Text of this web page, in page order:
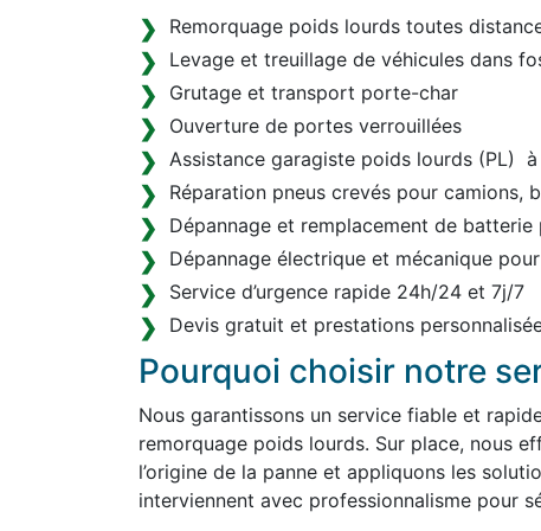
Remorquage poids lourds toutes
Levage et treuillage de véhicules dans
Grutage et transport porte-char
Ouverture de portes verrouillées
Assistance garagiste poids lourds (PL)
Réparation pneus crevés pour camions,
Dépannage et remplacement de
Dépannage électrique et mécanique
Service d’urgence rapide 24h/24 et 7j/7
Devis gratuit et prestations
Pourquoi choisir notre
Nous garantissons un service fiable et
remorquage poids lourds. Sur place, nous
l’origine de la panne et appliquons les
interviennent avec professionnalisme pour